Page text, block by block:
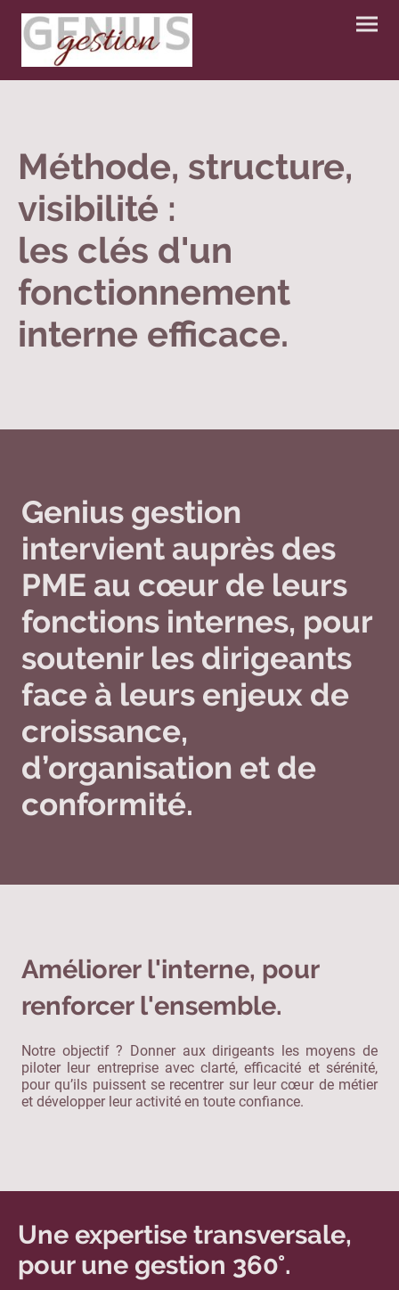
Méthode, structure,
visibilité :
les clés d'un
fonctionnement
interne efficace.
Genius gestion
intervient auprès des
PME au cœur de leurs
fonctions internes, pour
soutenir les dirigeants
face à leurs enjeux de
croissance,
d’organisation et de
conformité.
Améliorer l'interne, pour
renforcer l'ensemble.
Notre objectif ? Donner aux dirigeants les moyens de
piloter leur entreprise avec clarté, efficacité et sérénité,
pour qu’ils puissent se recentrer sur leur cœur de métier
et développer leur activité en toute confiance.
Une expertise transversale,
pour une gestion 360°.